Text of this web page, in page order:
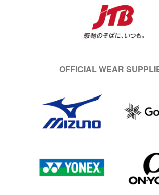
OFFICIAL WEAR